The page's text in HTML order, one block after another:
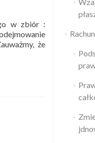
w zbiór :
że